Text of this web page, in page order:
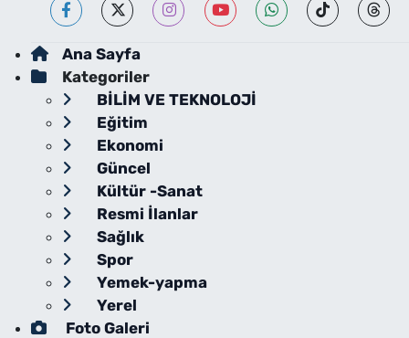
Ana Sayfa
Kategoriler
BİLİM VE TEKNOLOJİ
Eğitim
Ekonomi
Güncel
Kültür -Sanat
Resmi İlanlar
Sağlık
Spor
Yemek-yapma
Yerel
Foto Galeri